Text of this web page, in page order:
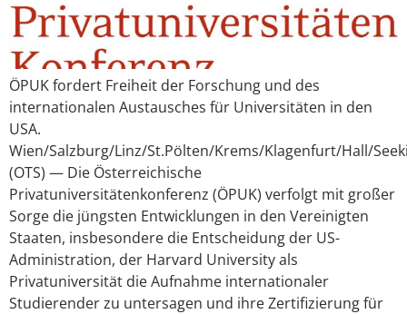
ÖPUK fordert Freiheit der Forschung und des
internationalen Austausches für Universitäten in den
USA.
Wien/Salzburg/Linz/St.Pölten/Krems/Klagenfurt/Hall/
(OTS) — Die Österreichische
Privatuniversitätenkonferenz (ÖPUK) verfolgt mit großer
Sorge die jüngsten Entwicklungen in den Vereinigten
Staaten, insbesondere die Entscheidung der US-
Administration, der Harvard University als
Privatuniversität die Aufnahme internationaler
Studierender zu untersagen und ihre Zertifizierung für